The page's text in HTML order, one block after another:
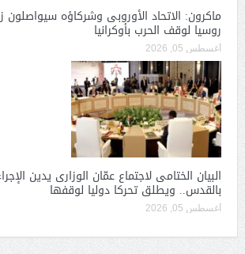
ماكرون: الاتحاد الأوروبى وشركاؤه
روسيا لوقف الحرب بأوكرانيا
أغسطس 05, 2026
البيان الختامى لاجتماع عمّان الوزارى يدين
بالقدس.. ويطلق تحركا دوليا لوقفها
أغسطس 05, 2026